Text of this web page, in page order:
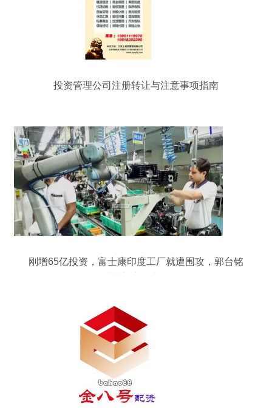
投资管理公司注册转让与注意事项指南
刚增65亿投资，富士康印度工厂就遭围攻，郭台铭